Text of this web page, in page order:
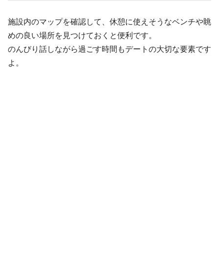
施設内のマップを確認して、休憩に使えそうなベンチや眺
めの良い場所を見つけておくと便利です。
のんびり話しながら過ごす時間もデートの大切な要素です
よ。